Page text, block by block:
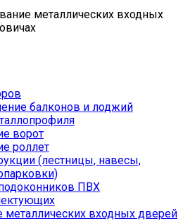
металлических входных
балконов и лоджий
ворот
роллет
(лестницы, навесы,
ПВХ
металлических входных дверей